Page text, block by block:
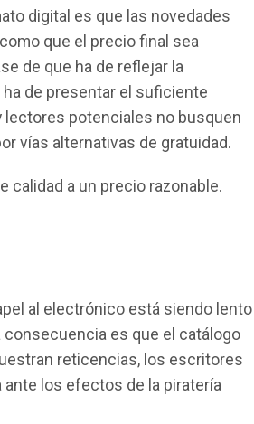
digital es que las novedades
que el precio final sea
de que ha de reflejar la
de presentar el suficiente
lectores potenciales no busquen
ví­as alternativas de gratuidad.
calidad a un precio razonable.
al electrónico está siendo lento
consecuencia es que el catálogo
reticencias, los escritores
ante los efectos de la piraterí­a